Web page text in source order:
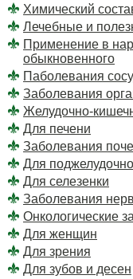
Химический
Лечебные и
Применение в
обыкновенного
Паболевания
Заболевания
Желудочно-
Для печени
Заболевания
Для
Для селезенки
Заболевания
Онкологические
Для женщин
Для зрения
Для зубов и десен